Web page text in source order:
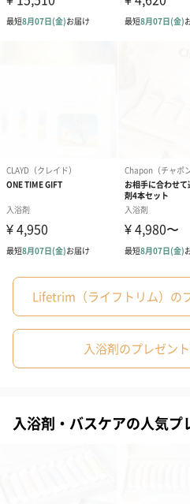
あり（220円）
Lifetrim（ライフトリム）の
入浴剤のプレゼン
入浴剤・バスケアの人気プ